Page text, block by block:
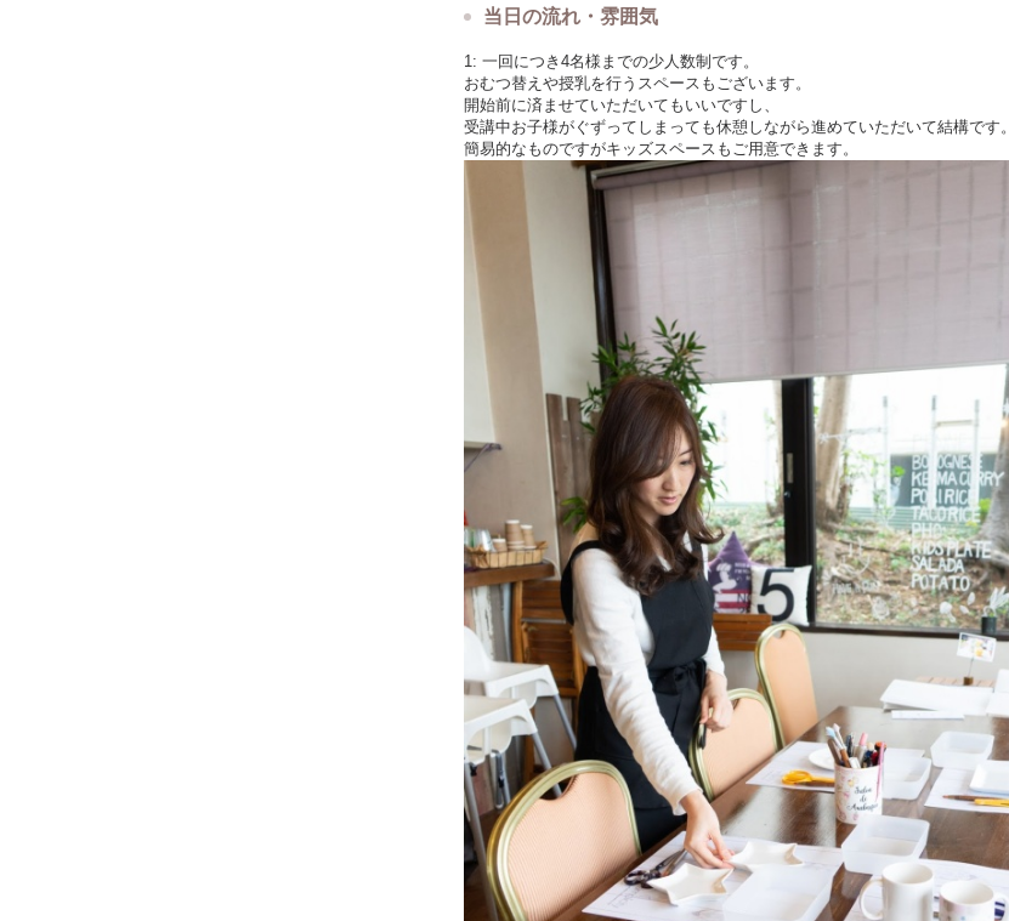
当日の流れ・雰囲気
1: 一回につき4名様までの少人数制です。
おむつ替えや授乳を行うスペースもございます。
開始前に済ませていただいてもいいですし、
受講中お子様がぐずってしまっても休憩しながら進めていただいて結構です。
簡易的なものですがキッズスペースもご用意できます。